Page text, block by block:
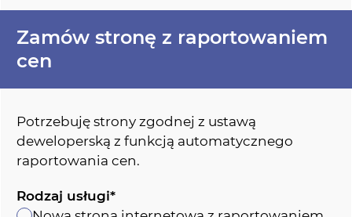
Zamów stronę z raportowaniem
cen
Potrzebuję strony zgodnej z ustawą
deweloperską z funkcją automatycznego
raportowania cen.
Rodzaj usługi*